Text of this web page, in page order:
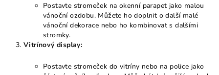
Postavte stromeček na okenní parapet jako malou
vánoční ozdobu. Můžete ho doplnit o další malé
vánoční dekorace nebo ho kombinovat s dalšími
stromky.
Vitrínový display:
Postavte stromeček do vitríny nebo na police jako